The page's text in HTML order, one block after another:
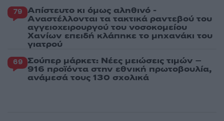
79 Απίστευτο κι όμως αληθινό -
Aναστέλλονται τα τακτικά ραντεβού του
αγγειοχειρουργού του νοσοκομείου
Χανίων επειδή κλάπηκε το μηχανάκι του
γιατρού
69 Σούπερ μάρκετ: Νέες μειώσεις τιμών –
916 προϊόντα στην εθνική πρωτοβουλία,
ανάμεσά τους 130 σχολικά